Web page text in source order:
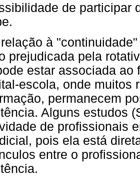
de participar
à
prejudicada pela
estar associada ao
escola, onde muitos
permanecem
Alguns estudos
de profissionais
pois ela está
entre o